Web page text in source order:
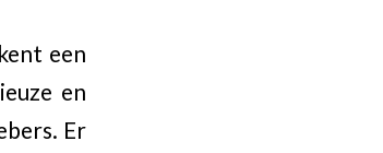
een
en
Er